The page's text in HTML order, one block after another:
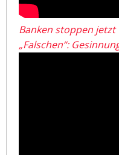
Banken stoppen
„Falschen“: